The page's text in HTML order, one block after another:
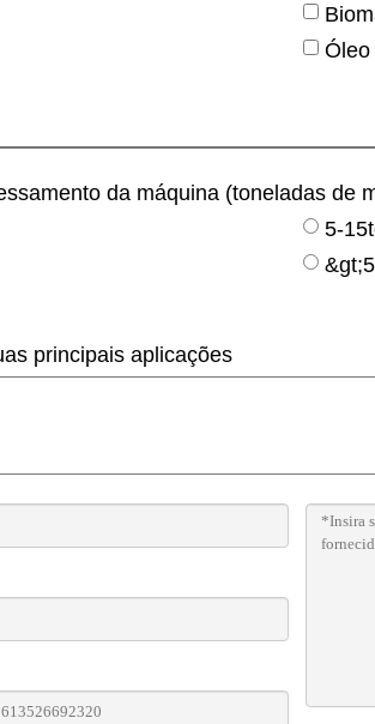
Óleo
da máquina (toneladas de
5-
principais aplicações